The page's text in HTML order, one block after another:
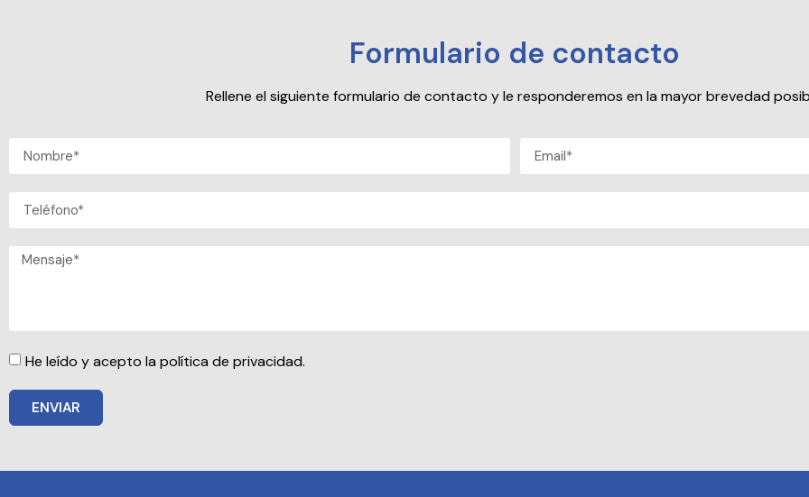
Formulario de contacto
Rellene el siguiente formulario de contacto y le responderemos en la mayor brevedad
He leído y acepto la política de privacidad.
ENVIAR